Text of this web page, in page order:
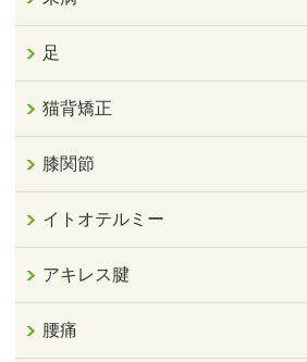
足
猫背矯正
膝関節
イトオテルミー
アキレス腱
腰痛